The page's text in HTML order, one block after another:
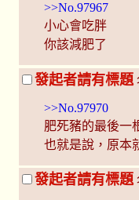
>>No.97967
小心會吃胖
你該減肥了
發起者請有標題
>>No.97970
肥死豬的最後一
也就是說，原本
發起者請有標題